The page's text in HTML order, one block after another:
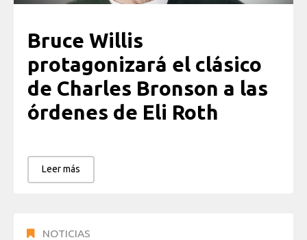
Bruce Willis
protagonizará el clásico
de Charles Bronson a las
órdenes de Eli Roth
Leer más
NOTICIAS